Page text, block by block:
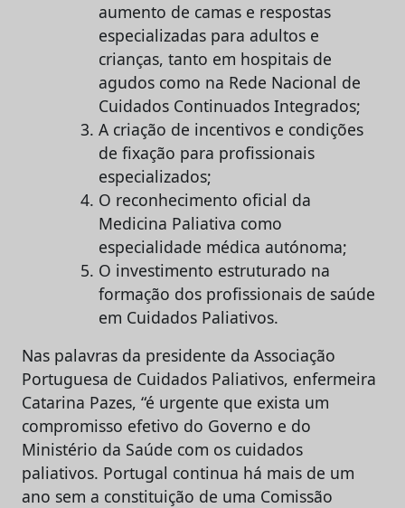
aumento de camas e respostas
especializadas para adultos e
crianças, tanto em hospitais de
agudos como na Rede Nacional de
Cuidados Continuados Integrados;
A criação de incentivos e condições
de fixação para profissionais
especializados;
O reconhecimento oficial da
Medicina Paliativa como
especialidade médica autónoma;
O investimento estruturado na
formação dos profissionais de saúde
em Cuidados Paliativos.
Nas palavras da presidente da Associação
Portuguesa de Cuidados Paliativos, enfermeira
Catarina Pazes, “é urgente que exista um
compromisso efetivo do Governo e do
Ministério da Saúde com os cuidados
paliativos. Portugal continua há mais de um
ano sem a constituição de uma Comissão